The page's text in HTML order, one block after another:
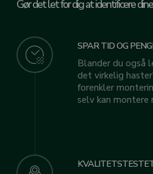
Gør det let for dig at identificere
SPAR TID OG
Blander du også
det virkelig
forenkler
selv kan montere